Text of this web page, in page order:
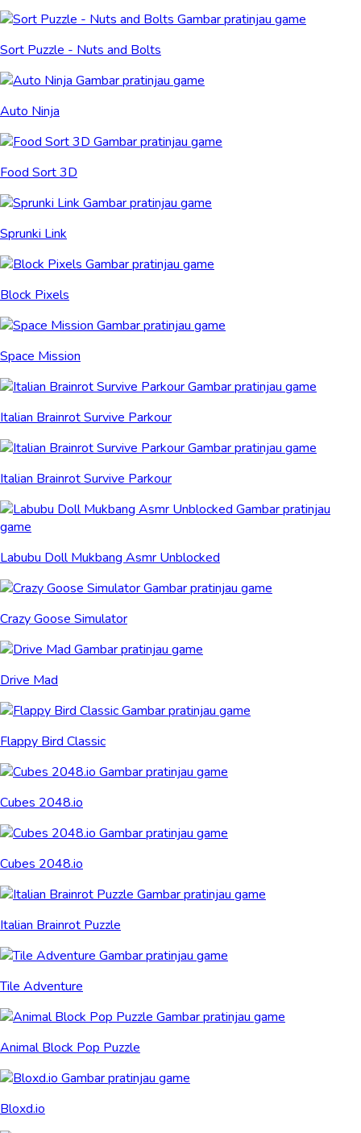
Sort Puzzle - Nuts and Bolts
Auto Ninja
Food Sort 3D
Sprunki Link
Block Pixels
Space Mission
Italian Brainrot Survive Parkour
Italian Brainrot Survive Parkour
Labubu Doll Mukbang Asmr Unblocked
Crazy Goose Simulator
Drive Mad
Flappy Bird Classic
Cubes 2048.io
Cubes 2048.io
Italian Brainrot Puzzle
Tile Adventure
Animal Block Pop Puzzle
Bloxd.io